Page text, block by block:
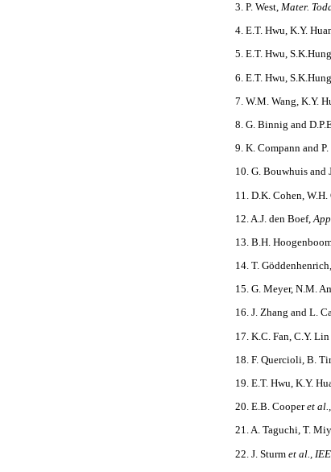
3. P. West, Mater.
4. E.T. Hwu, K.Y.
5. E.T. Hwu,
6. E.T. Hwu,
7. W.M. Wang, K.Y.
8. G. Binnig and
9. K. Compann and P.
10. G. Bouwhuis and
11. D.K. Cohen,
12. A.J. den Boef,
13. B.H.
14. T.
15. G. Meyer, N.M.
16. J. Zhang and L.
17. K.C. Fan, C.Y.
18. F. Quercioli, B.
19. E.T. Hwu, K.Y.
20. E.B. Cooperet
21. A. Taguchi, T.
22. J. Sturm et al.,